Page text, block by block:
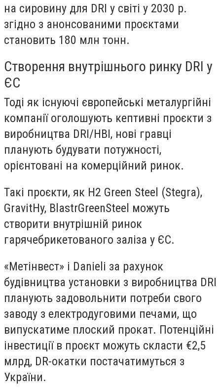
на сировину для DRI у світі у 2030 р.
згідно з анонсованими проєктами
становить 180 млн тонн.
Створення внутрішнього ринку DRI у
ЄС
Тоді як існуючі європейські металургійні
компанії оголошують кептивні проєкти з
виробництва DRI/HBI, нові гравці
планують будувати потужності,
орієнтовані на комерційний ринок.
Такі проєкти, як H2 Green Steel (Stegra),
GravitHy, BlastrGreenSteel можуть
створити внутрішній ринок
гарячебрикетованого заліза у ЄС.
«Метінвест» і Danieli за рахунок
будівництва установки з виробництва DRI
планують задовольнити потреби свого
заводу з електродуговими печами, що
випускатиме плоский прокат. Потенційні
інвестиції в проєкт можуть скласти €2,5
млрд, DR-окатки постачатимуться з
України.